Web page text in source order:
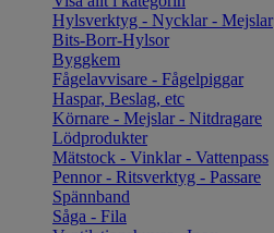
Hylsverktyg - Nycklar - Mejslar
Bits-Borr-Hylsor
Byggkem
Fågelavvisare - Fågelpiggar
Haspar, Beslag, etc
Körnare - Mejslar - Nitdragare
Lödprodukter
Mätstock - Vinklar - Vattenpass
Pennor - Ritsverktyg - Passare
Spännband
Såga - Fila